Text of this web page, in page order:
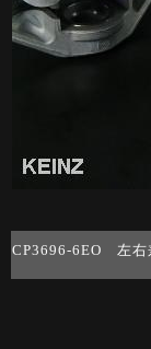
CP3696-6EO 左